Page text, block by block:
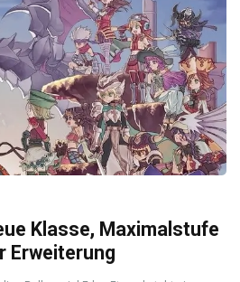
Klasse, Maximalstufe
Erweiterung